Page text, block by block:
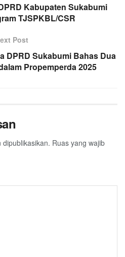
Kabupaten Sukabumi
TJSPKBL/CSR
Post
DPRD Sukabumi Bahas Dua
Propemperda 2025
Ruas yang wajib